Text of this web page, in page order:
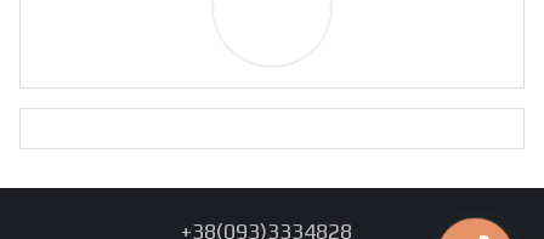
+38(093)3334828